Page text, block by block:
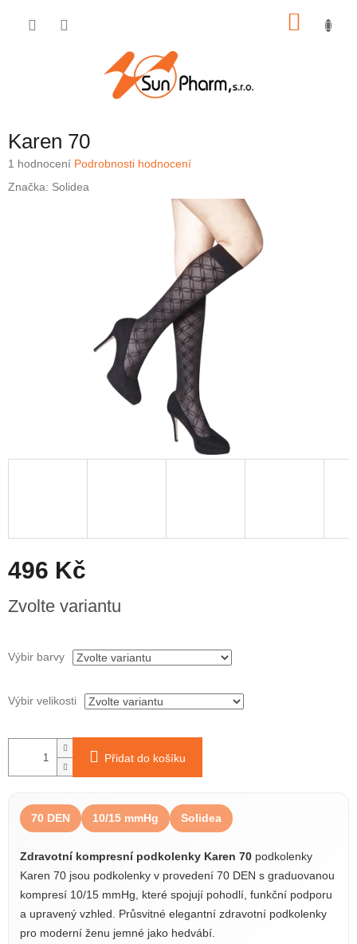
Karen 70
Průměrné
produktu
1 hodnocení Podrobnosti hodnocení
Značka: Solidea
496 Kč
Měrná
cena:
Zvolte variantu
Výbir barvy
Výbir velikosti
Přidat do košíku
70 DEN 10/15 mmHg Solidea
Zdravotní kompresní podkolenky Karen 70 podkolenky
Karen 70 jsou podkolenky v provedení 70 DEN s graduovanou
kompresí 10/15 mmHg, které spojují pohodlí, funkční podporu
a upravený vzhled. Průsvitné elegantní zdravotní podkolenky
pro moderní ženu jemné jako hedvábí.